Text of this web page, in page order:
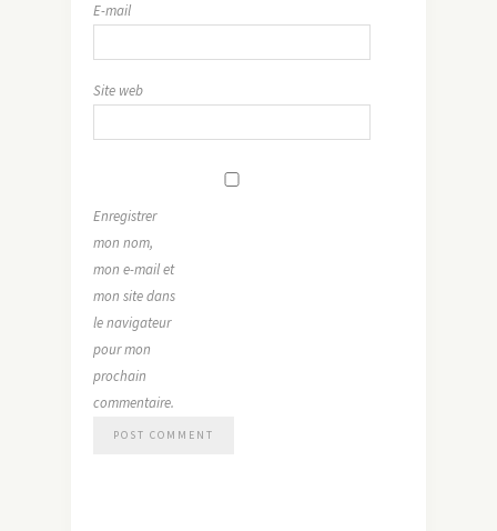
E-mail
Site web
Enregistrer
mon nom,
mon e-mail et
mon site dans
le navigateur
pour mon
prochain
commentaire.